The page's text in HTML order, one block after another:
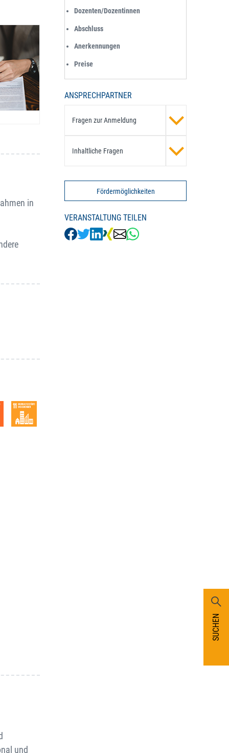
SUCHEN
in
und
Dozenten/Dozentinnen
Abschluss
Anerkennungen
Preise
ANSPRECHPARTNER
Fragen zur Anmeldung
Inhaltliche Fragen
Fördermöglichkeiten
VERANSTALTUNG TEILEN